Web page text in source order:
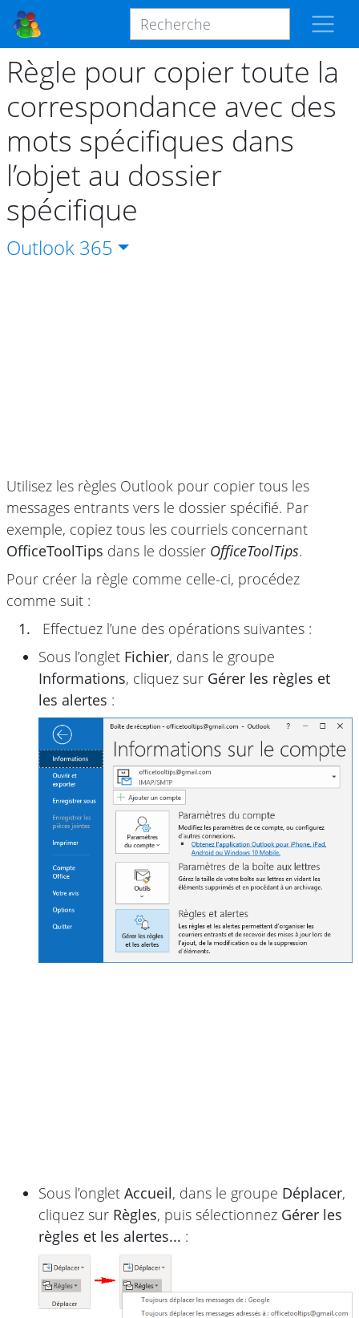
Règle pour copier toute la
correspondance avec des
mots spécifiques dans
l’objet au dossier
spécifique
Outlook 365
Utilisez les règles Outlook pour copier tous les
messages entrants vers le dossier spécifié. Par
exemple, copiez tous les courriels concernant
OfficeToolTips dans le dossier OfficeToolTips.
Pour créer la règle comme celle-ci, procédez
comme suit :
1.
Effectuez l’une des opérations suivantes :
Sous l’onglet Fichier, dans le groupe
Informations, cliquez sur Gérer les règles et
les alertes :
Sous l’onglet Accueil, dans le groupe Déplacer,
cliquez sur Règles, puis sélectionnez Gérer les
règles et les alertes... :